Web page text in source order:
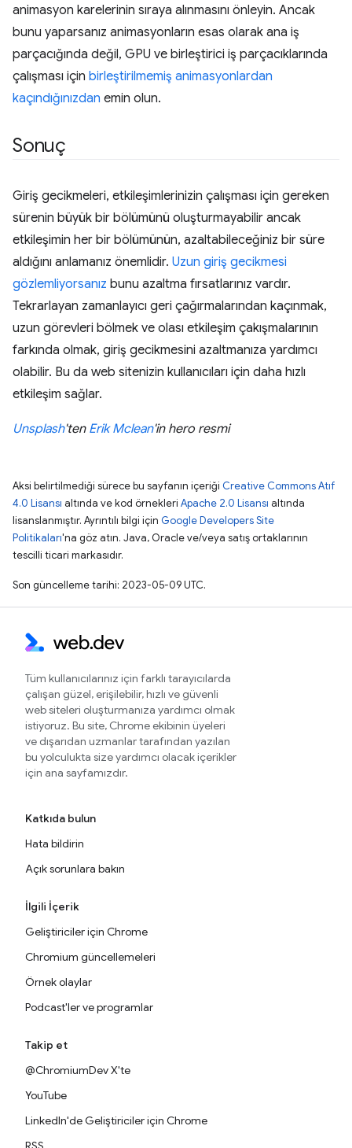
animasyon karelerinin sıraya alınmasını önleyin. Ancak
bunu yaparsanız animasyonların esas olarak ana iş
parçacığında değil, GPU ve birleştirici iş parçacıklarında
çalışması için birleştirilmemiş animasyonlardan
kaçındığınızdan emin olun.
Sonuç
Giriş gecikmeleri, etkileşimlerinizin çalışması için gereken
sürenin büyük bir bölümünü oluşturmayabilir ancak
etkileşimin her bir bölümünün, azaltabileceğiniz bir süre
aldığını anlamanız önemlidir. Uzun giriş gecikmesi
gözlemliyorsanız bunu azaltma fırsatlarınız vardır.
Tekrarlayan zamanlayıcı geri çağırmalarından kaçınmak,
uzun görevleri bölmek ve olası etkileşim çakışmalarının
farkında olmak, giriş gecikmesini azaltmanıza yardımcı
olabilir. Bu da web sitenizin kullanıcıları için daha hızlı
etkileşim sağlar.
Unsplash'ten Erik Mclean'in hero resmi
Aksi belirtilmediği sürece bu sayfanın içeriği Creative Commons Atıf
4.0 Lisansı altında ve kod örnekleri Apache 2.0 Lisansı altında
lisanslanmıştır. Ayrıntılı bilgi için Google Developers Site
Politikaları'na göz atın. Java, Oracle ve/veya satış ortaklarının
tescilli ticari markasıdır.
Son güncelleme tarihi: 2023-05-09 UTC.
Tüm kullanıcılarınız için farklı tarayıcılarda
çalışan güzel, erişilebilir, hızlı ve güvenli
web siteleri oluşturmanıza yardımcı olmak
istiyoruz. Bu site, Chrome ekibinin üyeleri
ve dışarıdan uzmanlar tarafından yazılan
bu yolculukta size yardımcı olacak içerikler
için ana sayfamızdır.
Katkıda bulun
Hata bildirin
Açık sorunlara bakın
İlgili İçerik
Geliştiriciler için Chrome
Chromium güncellemeleri
Örnek olaylar
Podcast'ler ve programlar
Takip et
@ChromiumDev X'te
YouTube
LinkedIn'de Geliştiriciler için Chrome